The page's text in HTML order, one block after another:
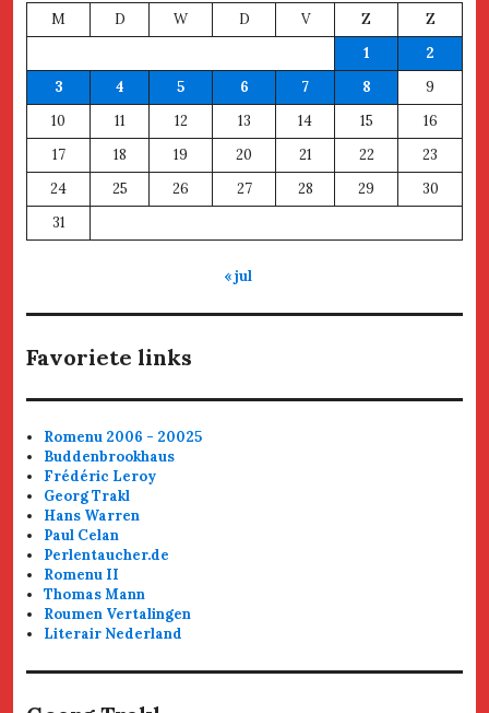
M D W D V Z
Z
1
2
3
4 5 6 7 8
9
10
11 12 13 14 15
16
17
18 19 20 21 22
23
24
25 26 27 28 29
30
31
« jul
Favoriete links
Romenu 2006 - 20025
Buddenbrookhaus
Frédéric Leroy
Georg Trakl
Hans Warren
Paul Celan
Perlentaucher.de
Romenu II
Thomas Mann
Roumen Vertalingen
Literair Nederland